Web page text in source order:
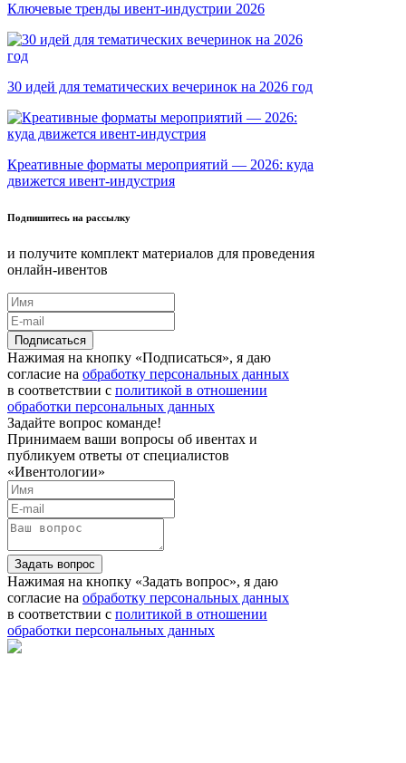
Ключевые тренды ивент-индустрии 2026
30 идей для тематических вечеринок на 2026 год
Креативные форматы мероприятий — 2026: куда
движется ивент-индустрия
Подпишитесь на рассылку
и получите комплект материалов для проведения
онлайн-ивентов
Нажимая на кнопку «Подписаться», я даю
согласие на обработку персональных данных
в соответствии с политикой в отношении
обработки персональных данных
Задайте вопрос команде!
Принимаем ваши вопросы об ивентах и
публикуем ответы от специалистов
«Ивентологии»
Задать вопрос
Нажимая на кнопку «Задать вопрос», я даю
согласие на обработку персональных данных
в соответствии с политикой в отношении
обработки персональных данных